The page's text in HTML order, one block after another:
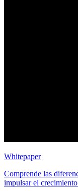
Whitepaper
Comprende las
impulsar el